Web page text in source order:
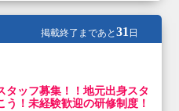
掲載終了まであと 31日
タッフ募集！！地元出身スタ
！未経験歓迎の研修制度！